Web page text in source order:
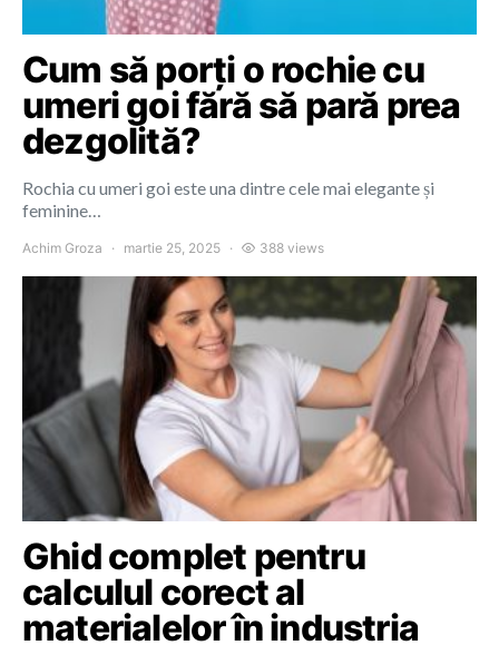
Cum să porți o rochie cu
umeri goi fără să pară prea
dezgolită?
Rochia cu umeri goi este una dintre cele mai elegante și
feminine…
Achim Groza martie 25, 2025 388 views
Ghid complet pentru
calculul corect al
materialelor în industria